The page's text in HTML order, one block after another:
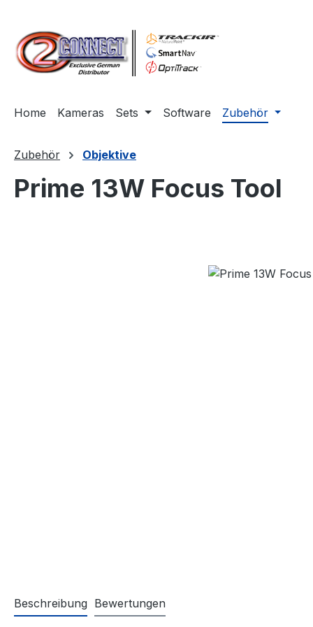
Home Kameras Sets Software Zubehör
Zubehör Objektive
Prime 13W Focus Tool
Beschreibung Bewertungen